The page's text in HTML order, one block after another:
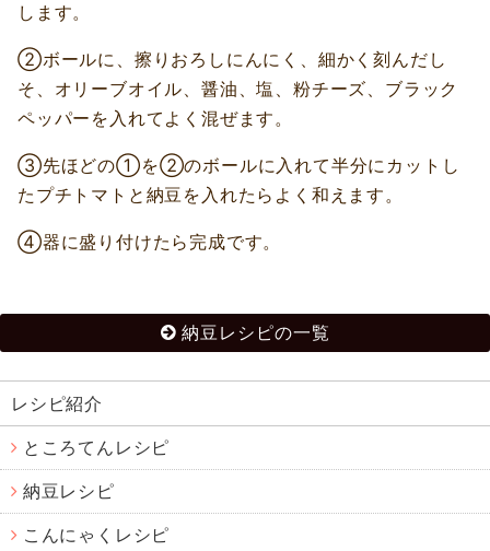
します。
②ボールに、擦りおろしにんにく、細かく刻んだし
そ、オリーブオイル、醤油、塩、粉チーズ、ブラック
ペッパーを入れてよく混ぜます。
③先ほどの①を②のボールに入れて半分にカットし
たプチトマトと納豆を入れたらよく和えます。
④器に盛り付けたら完成です。
納豆レシピの一覧
レシピ紹介
ところてんレシピ
納豆レシピ
こんにゃくレシピ